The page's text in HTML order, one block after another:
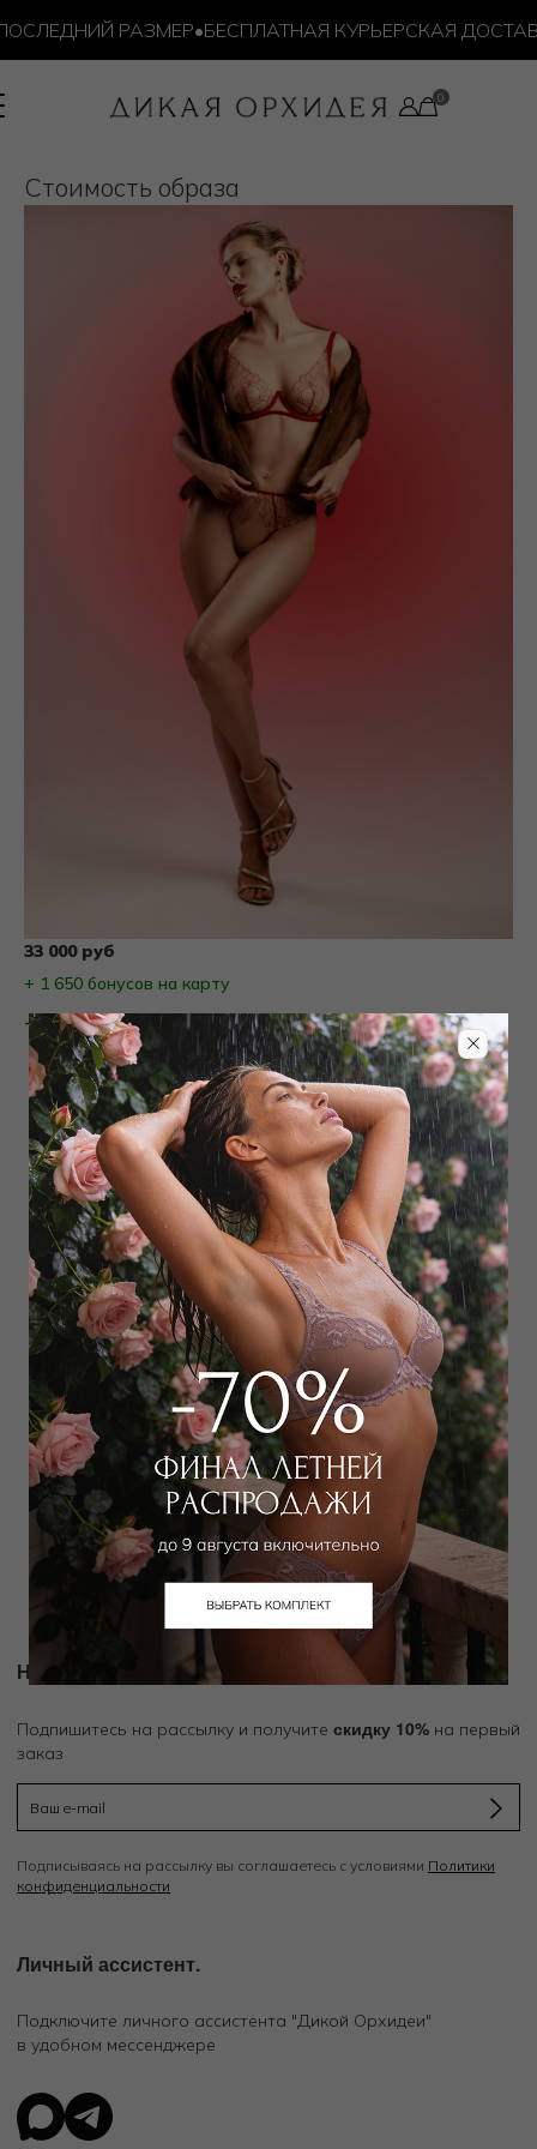
РАЗМЕР•БЕСПЛАТНАЯ КУРЬЕРСКАЯ
Cтоимость образа
33 000 руб
+ 1 650 бонусов на карту
Товары на фото
Трусы стринг
9 016 руб
Бра
18 033 руб
Добавить в избранное
В корзину
Новости и акции
Подпишитесь на рассылку и получите скидку 10% на первый
заказ
Подписываясь на рассылку вы соглашаетесь с условиями Политики
конфиденциальности
Личный ассистент.
Подключите личного ассистента "Дикой Орхидеи"
в удобном мессенджере